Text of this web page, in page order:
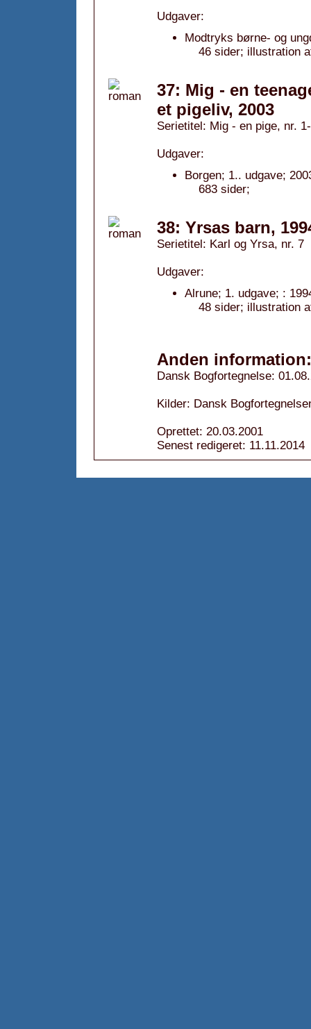
Udgaver:
Modtryks børne- og
46 sider; illustration
37: Mig - en
et pigeliv, 2003
Serietitel: Mig - en pige, nr.
Udgaver:
Borgen; 1.. udgave;
683 sider;
38: Yrsas barn,
Serietitel: Karl og Yrsa, nr. 7
Udgaver:
Alrune; 1. udgave; :
48 sider; illustration
Anden information:
Dansk Bogfortegnelse:
Kilder: Dansk
Oprettet: 20.03.2001
Senest redigeret: 11.11.2014